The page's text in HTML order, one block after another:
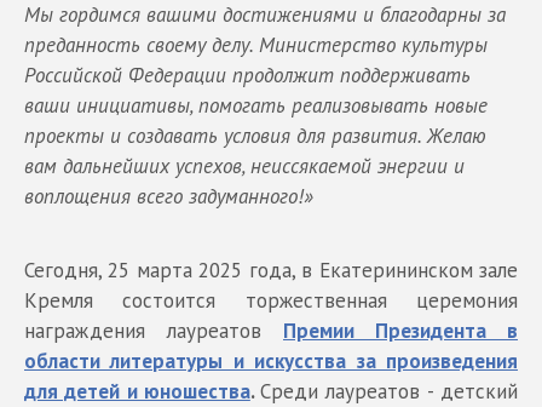
Мы гордимся вашими достижениями и благодарны за
преданность своему делу. Министерство культуры
Российской Федерации продолжит поддерживать
ваши инициативы, помогать реализовывать новые
проекты и создавать условия для развития. Желаю
вам дальнейших успехов, неиссякаемой энергии и
воплощения всего задуманного!»
Сегодня, 25 марта 2025 года, в Екатерининском зале
Кремля состоится торжественная церемония
награждения лауреатов Премии Президента в
области литературы и искусства за произведения
для детей и юношества.Среди лауреатов - детский